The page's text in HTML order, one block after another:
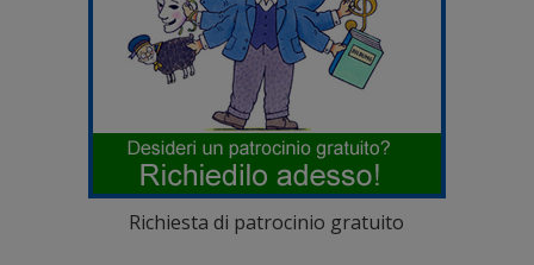
Richiesta di patrocinio gratuito